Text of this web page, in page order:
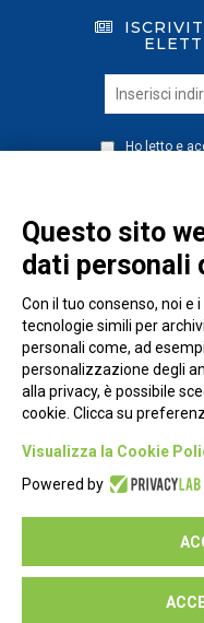
Ho letto e
Piazza
Questo sito
dati personali
Con il tuo consenso, noi
tecnologie simili per
personali come, ad
personalizzazione degli
alla privacy, è possibile
cookie. Clicca su
Visualizza la Cookie
Powered by